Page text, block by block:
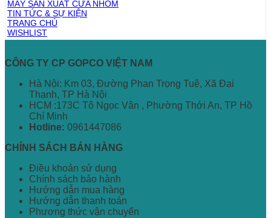
MÁY SẢN XUẤT CỬA NHÔM
TIN TỨC & SỰ KIỆN
TRANG CHỦ
WISHLIST
CÔNG TY CP GOPCO VIỆT NAM
Hà Nội: Km 03, Đường Phan Trọng Tuệ, Xã Đại
Thanh, TP Hà Nội
HCM :173C Tô Ngọc Vân , Phường Thới An, TP Hồ
Chí Minh
Hotline: 0961447086
CHÍNH SÁCH BÁN HÀNG
Điều khoản sử dụng
Chính sách bảo hành
Hướng dẫn mua hàng
Hướng dẫn thanh toán
Phương thức vận chuyển